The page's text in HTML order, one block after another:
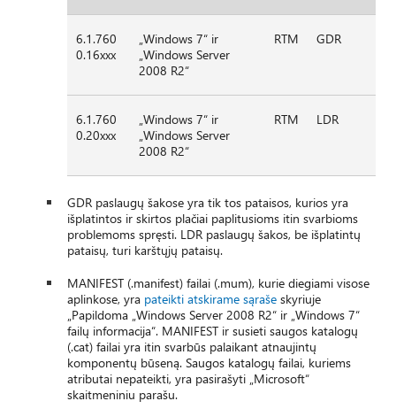
6.1.760
0.16xxx
„Windows 7“ ir
„Windows Server
2008 R2“
RTM GDR
6.1.760
0.20xxx
„Windows 7“ ir
„Windows Server
2008 R2“
RTM LDR
GDR paslaugų šakose yra tik tos pataisos, kurios yra
išplatintos ir skirtos plačiai paplitusioms itin svarbioms
problemoms spręsti. LDR paslaugų šakos, be išplatintų
pataisų, turi karštųjų pataisų.
MANIFEST (.manifest) failai (.mum), kurie diegiami visose
aplinkose, yra pateikti atskirame sąraše skyriuje
„Papildoma „Windows Server 2008 R2“ ir „Windows 7“
failų informacija“. MANIFEST ir susieti saugos katalogų
(.cat) failai yra itin svarbūs palaikant atnaujintų
komponentų būseną. Saugos katalogų failai, kuriems
atributai nepateikti, yra pasirašyti „Microsoft“
skaitmeniniu parašu.